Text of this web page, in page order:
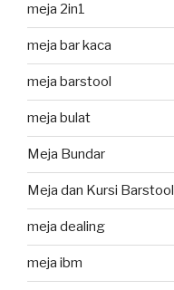
meja 2in1
meja bar kaca
meja barstool
meja bulat
Meja Bundar
Meja dan Kursi Barstool
meja dealing
meja ibm